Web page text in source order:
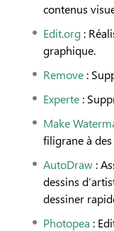
contenus
Edit.org :
graphique.
Remove :
Experte :
Make
filigrane à
AutoDraw :
dessins
dessiner
Photopea :